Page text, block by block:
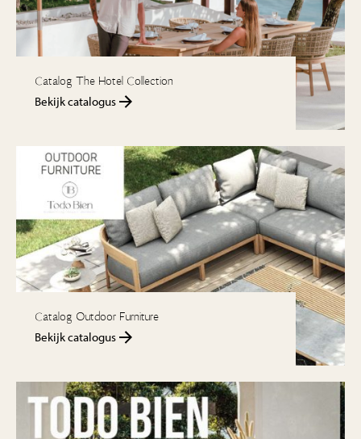
Catalog The Hotel Collection
Bekijk catalogus
Catalog Outdoor Furniture
Bekijk catalogus